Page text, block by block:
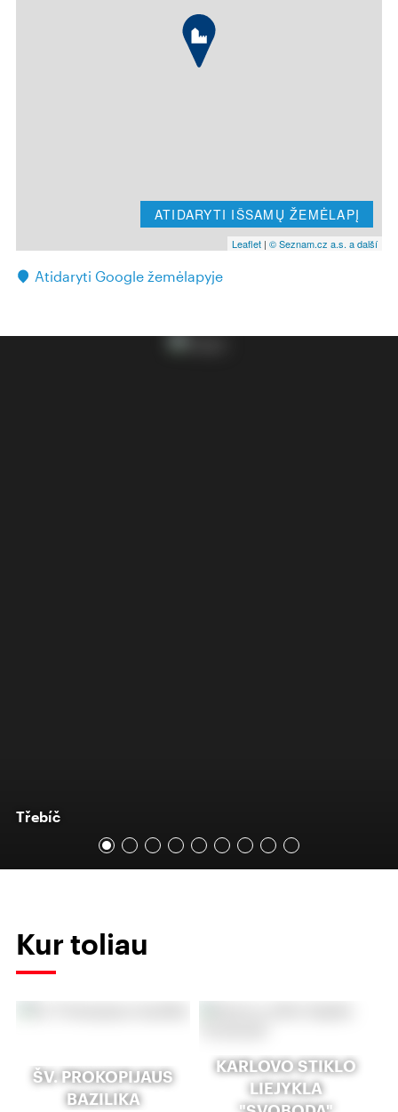
ATIDARYTI IŠSAMŲ ŽEMĖLAPĮ
Leaflet | © Seznam.cz a.s. a další
Atidaryti Google žemėlapyje
Třebíč
Kur toliau
ŠV. PROKOPIJAUS
BAZILIKA
KARLOVO STIKLO
LIEJYKLA